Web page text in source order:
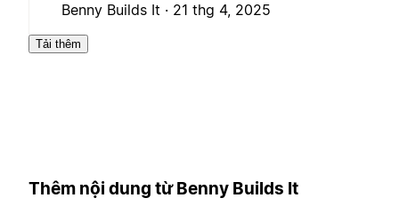
Benny Builds It · 21 thg 4, 2025
Tải thêm
Thêm nội dung từ Benny Builds It